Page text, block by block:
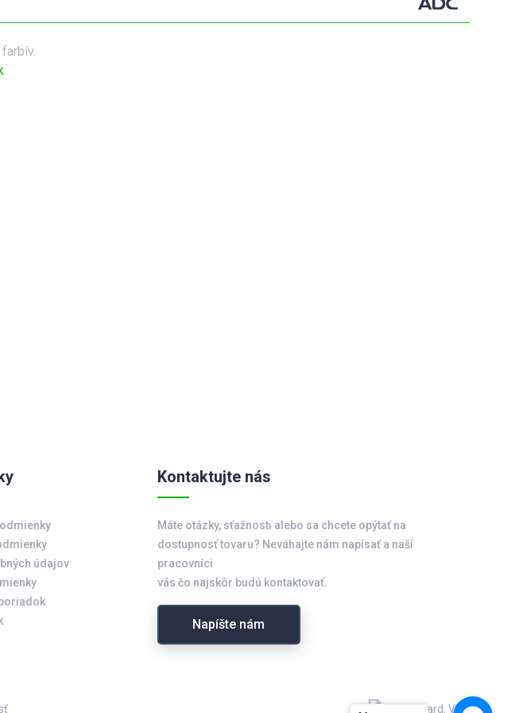
údajov
Kontaktujte nás
Máte otázky, sťažnosti alebo sa chcete opýtať na
dostupnosť tovaru? Neváhajte nám napísať a naší
pracovníci
vás čo najskôr budú kontaktovať.
Napíšte nám